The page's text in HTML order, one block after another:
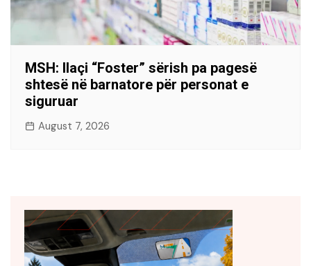
MSH: Ilaçi “Foster” sërish pa pagesë
shtesë në barnatore për personat e
siguruar
August 7, 2026